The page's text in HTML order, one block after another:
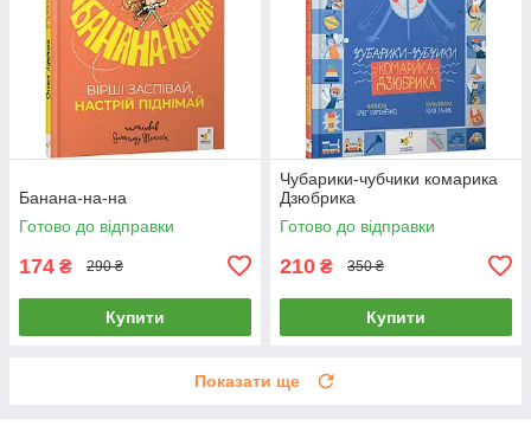
Банана-на-на
Готово до відправки
174 ₴ 290 ₴
Купити
Чубарики-чубчики комарика
Дзюбрика
Готово до відправки
210 ₴ 350 ₴
Купити
Показати ще